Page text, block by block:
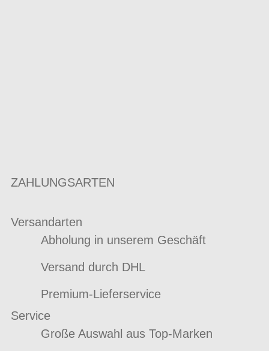
ZAHLUNGSARTEN
Versandarten
Abholung in unserem Geschäft
Versand durch DHL
Premium-Lieferservice
Service
Große Auswahl aus Top-Marken